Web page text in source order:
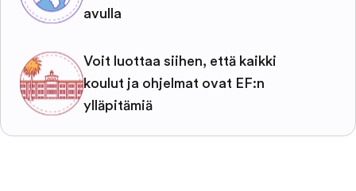
avulla
Voit luottaa siihen, että kaikki
koulut ja ohjelmat ovat EF:n
ylläpitämiä